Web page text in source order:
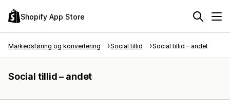
Shopify App Store
Markedsføring og konvertering Social tillid Social tillid – andet
Social tillid – andet